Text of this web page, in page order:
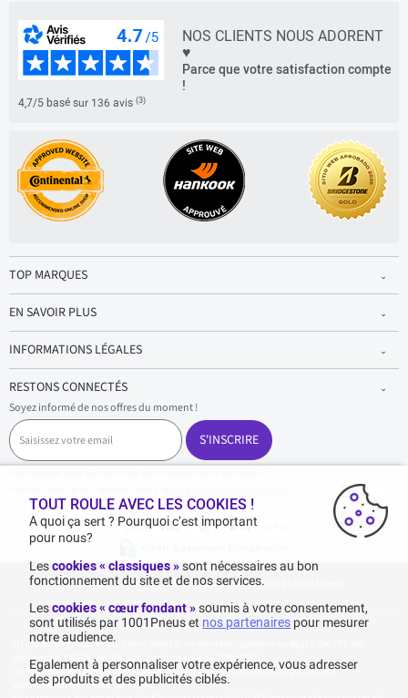
NOS CLIENTS NOUS ADORENT
♥
Parce que votre satisfaction compte
!
4,7/5 basé sur 136 avis (3)
TOP MARQUES
EN SAVOIR PLUS
INFORMATIONS LÉGALES
RESTONS CONNECTÉS
Soyez informé de nos offres du moment !
S
a
i
s
S'INSCRIRE
1001pneus - Copyright 2026 - Tous droits réservés 1001Pneus
Livraison gratuite : pour tout achat d'un montant supérieur ou égal à 70€ TTC (en-
dessous de 70€ TTC, les frais de livraison sont de 7,90€ TTC).
Tarif catalogue manufacturier en vigueur non remisé. Ne reflète pas le tarif
généralement constaté sur le site.
TOUT ROULE AVEC LES COOKIES !
A quoi ça sert ? Pourquoi c’est important
pour nous?
Lescookies « classiques »sont nécessaires au bon
fonctionnement du site et de nos services.
Lescookies « cœur fondant » soumis à votre consentement,
sont utilisés par 1001Pneus et nos partenaires pour mesurer
notre audience.
Egalement à personnaliser votre expérience, vous adresser
des produits et des publicités ciblés.